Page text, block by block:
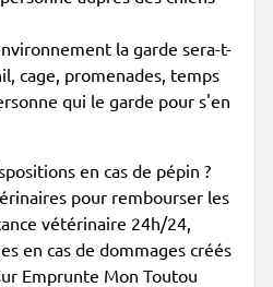
la garde sera-t-
cage, promenades, temps
qui le garde pour s'en
en cas de pépin ?
pour rembourser les
vétérinaire 24h/24,
en cas de dommages créés
Emprunte Mon Toutou